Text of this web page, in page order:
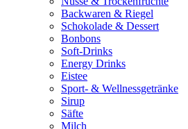
Backwaren & Riegel
Schokolade & Dessert
Bonbons
Soft-Drinks
Energy Drinks
Eistee
Sport- & Wellnessgetränke
Sirup
Säfte
Milch